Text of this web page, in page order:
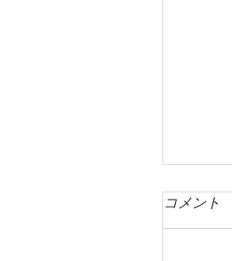
コメント